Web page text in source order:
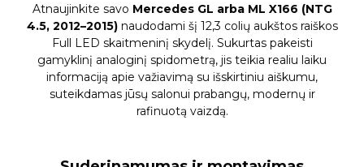
Atnaujinkite savo Mercedes GL arba ML X166 (NTG
4.5, 2012–2015)naudodami šį 12,3 colių aukštos raiškos
Full LED skaitmeninį skydelį. Sukurtas pakeisti
gamyklinį analoginį spidometrą, jis teikia realiu laiku
informaciją apie važiavimą su išskirtiniu aiškumu,
suteikdamas jūsų salonui prabangų, modernų ir
rafinuotą vaizdą.